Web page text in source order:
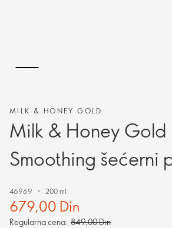
MILK & HONEY GOLD
Milk & Honey Gold
Smoothing šećerni
46969 200 ml.
679,00 Din
Regularna cena: 849,00 Din